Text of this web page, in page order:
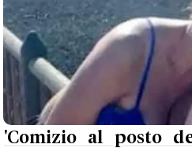
'Comizio al posto